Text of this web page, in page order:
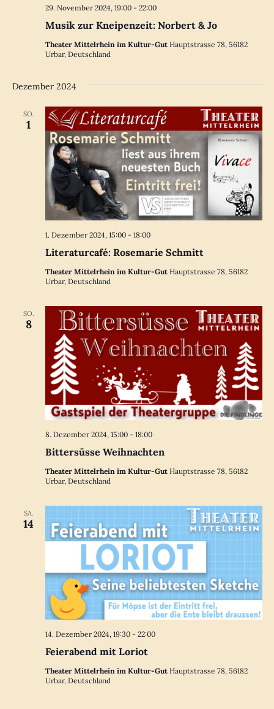
Musik zur Kneipenzeit: Norbert & Jo
29. November 2024, 19:00- 22:00
Theater Mittelrhein im Kultur-Gut Hauptstrasse 78, 56182
Urbar, Deutschland
Dezember 2024
SO.
1
Literaturcafé: Rosemarie Schmitt
1. Dezember 2024, 15:00- 18:00
Theater Mittelrhein im Kultur-Gut Hauptstrasse 78, 56182
Urbar, Deutschland
SO.
8
Bittersüsse Weihnachten
8. Dezember 2024, 15:00- 18:00
Theater Mittelrhein im Kultur-Gut Hauptstrasse 78, 56182
Urbar, Deutschland
SA.
14
Feierabend mit Loriot
14. Dezember 2024, 19:30- 22:00
Theater Mittelrhein im Kultur-Gut Hauptstrasse 78, 56182
Urbar, Deutschland